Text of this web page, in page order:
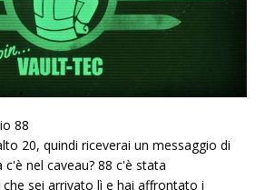
88
20, quindi riceverai un messaggio di
nel caveau? 88 c'è stata
sei arrivato lì e hai affrontato i